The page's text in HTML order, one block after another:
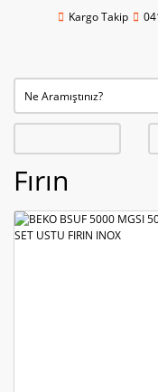
Kargo Takip
Fırın